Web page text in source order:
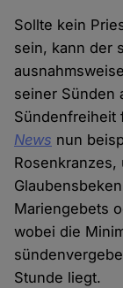
Sollte kein
sein, kann der
seiner Sünden
Sündenfreiheit
News nun
Mariengebets
wobei die
Stunde liegt.